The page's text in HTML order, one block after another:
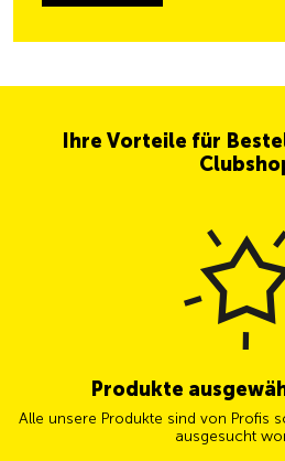
Ihre Vorteile für
Produkte
Alle unsere Produkte sind von Profis
ausgesucht